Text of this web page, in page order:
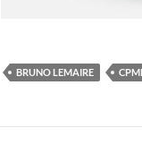
BRUNO LEMAIRE